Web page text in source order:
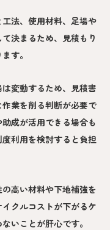
法、使用材料、足場や
決まるため、見積もり
す。
変動するため、見積書
業を削る判断が必要で
成が活用できる場合も
利用を検討すると負担
高い材料や下地補強を
クルコストが下がるケ
いことが肝心です。